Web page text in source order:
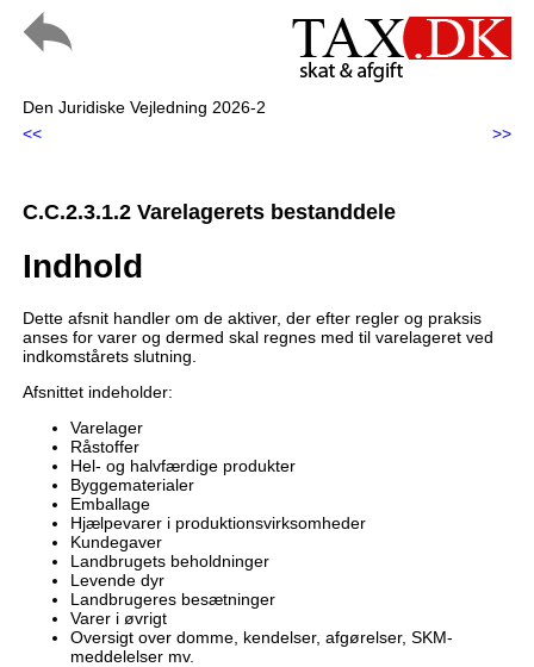
Den Juridiske Vejledning 2026-2
<<
>>
C.C.2.3.1.2 Varelagerets bestanddele
Indhold
Dette afsnit handler om de aktiver, der efter regler og praksis
anses for varer og dermed skal regnes med til varelageret ved
indkomstårets slutning.
Afsnittet indeholder:
Varelager
Råstoffer
Hel- og halvfærdige produkter
Byggematerialer
Emballage
Hjælpevarer i produktionsvirksomheder
Kundegaver
Landbrugets beholdninger
Levende dyr
Landbrugeres besætninger
Varer i øvrigt
Oversigt over domme, kendelser, afgørelser, SKM-
meddelelser mv.